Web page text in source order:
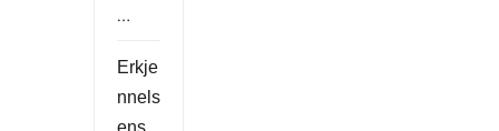
…
Erkje
nnels
ens